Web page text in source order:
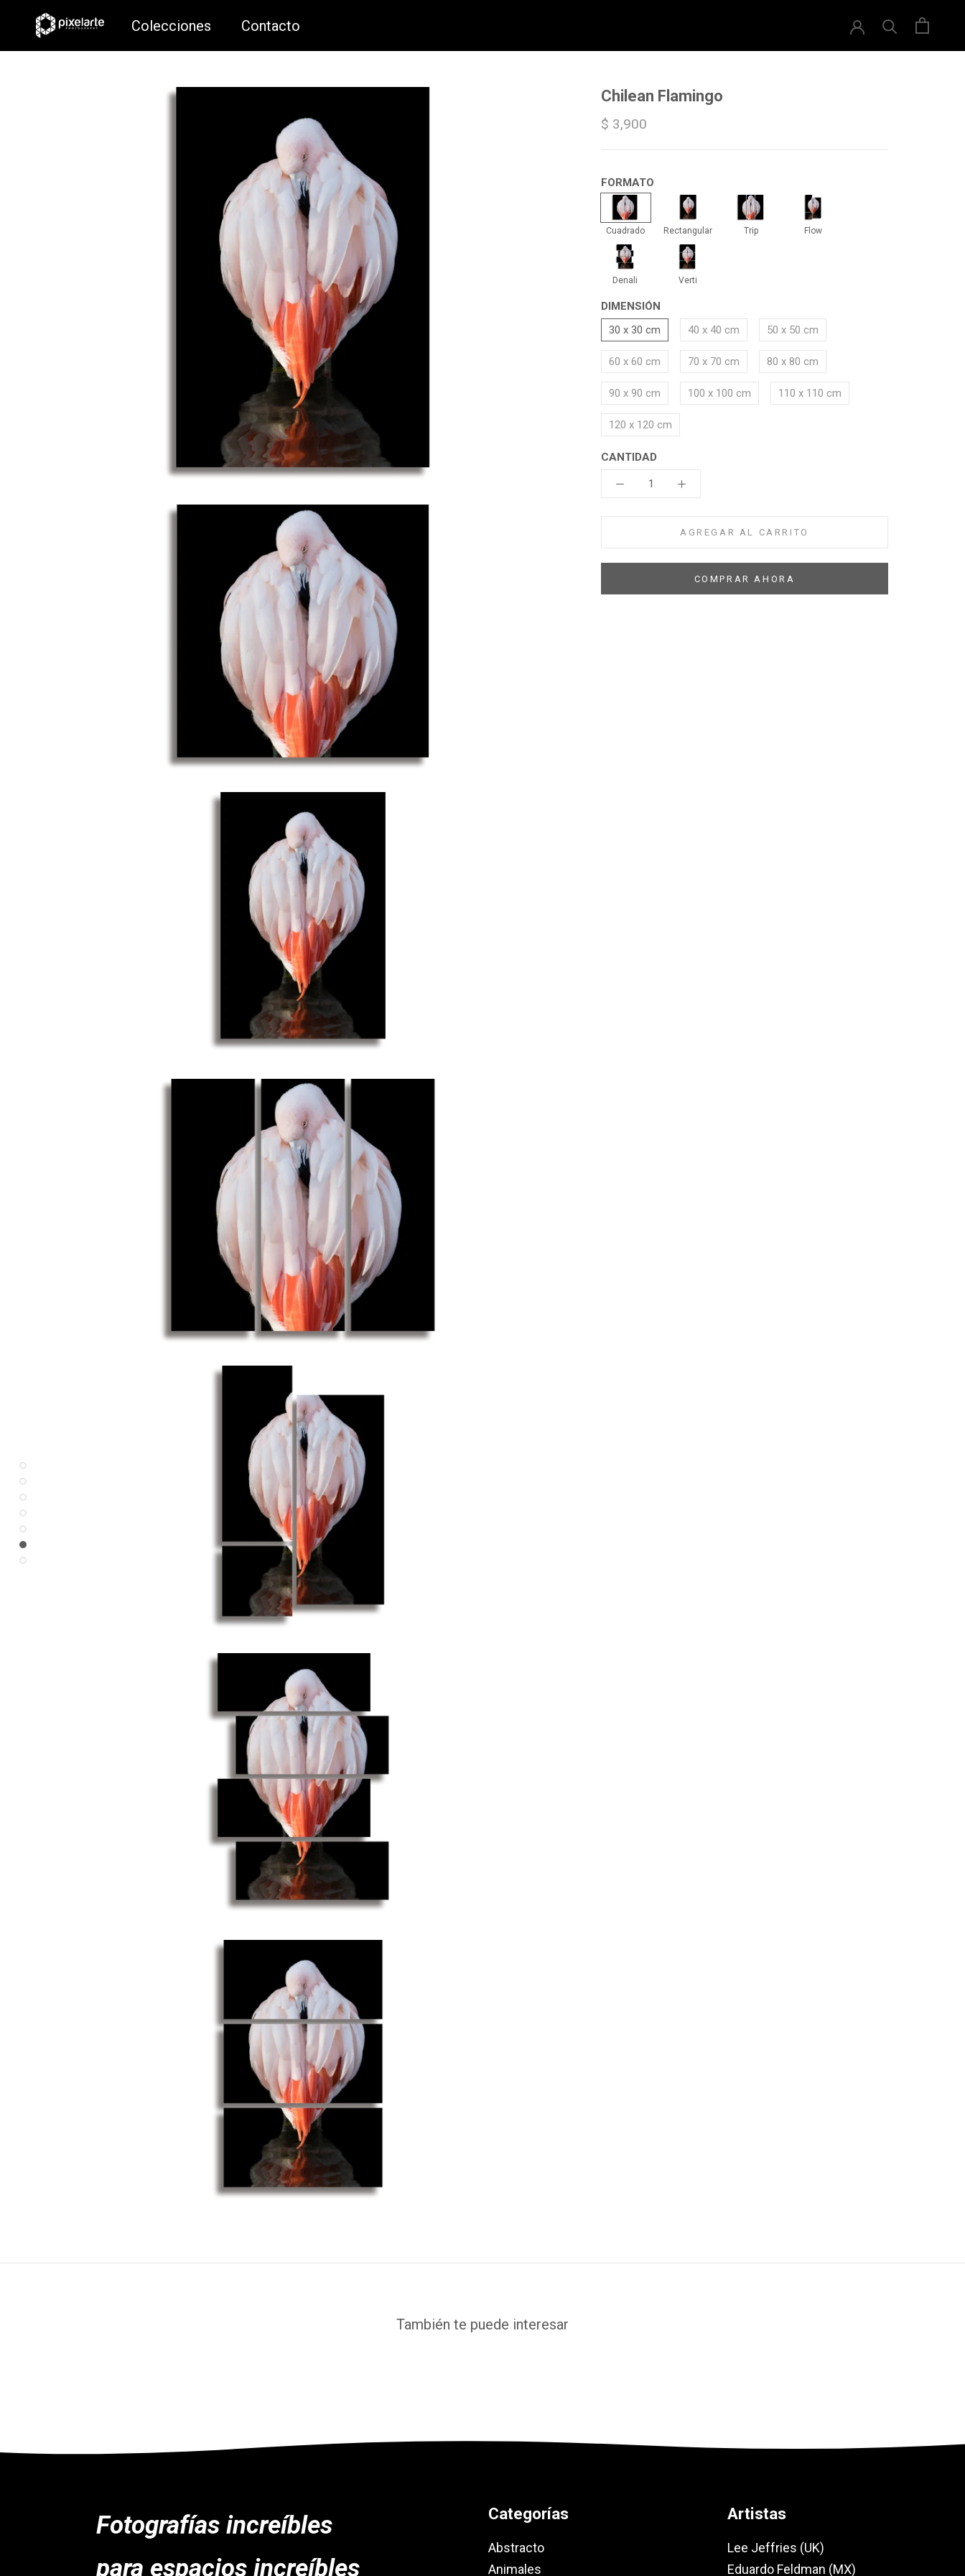
Colecciones
Contacto
Chilean Flamingo
$ 3,900
FORMATO
Cuadrado
Cuadrado
Rectangular
Rectangular
Trip
Trip
Flow
Flow
Denali
Denali
Verti
Verti
DIMENSIÓN
30 x 30 cm
40 x 40 cm 50 x 50 cm
60 x 60 cm 70 x 70 cm 80 x 80 cm
90 x 90 cm 100 x 100 cm 110 x 110 cm
120 x 120 cm
CANTIDAD
AGREGAR AL CARRITO
COMPRAR AHORA
También te puede interesar
Fotografías increíbles
para espacios increíbles
Categorías
Abstracto
Animales
Artistas
Lee Jeffries (UK)
Eduardo Feldman (MX)